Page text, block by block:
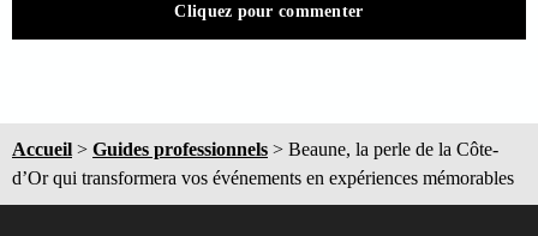
Cliquez pour commenter
Accueil > Guides professionnels > Beaune, la perle de la Côte-
d’Or qui transformera vos événements en expériences mémorables